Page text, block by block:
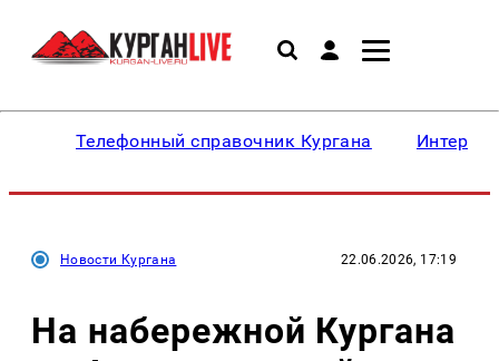
Телефонный справочник Кургана
Новости Кургана 22.06.2026, 17:19
На набережной Кургана